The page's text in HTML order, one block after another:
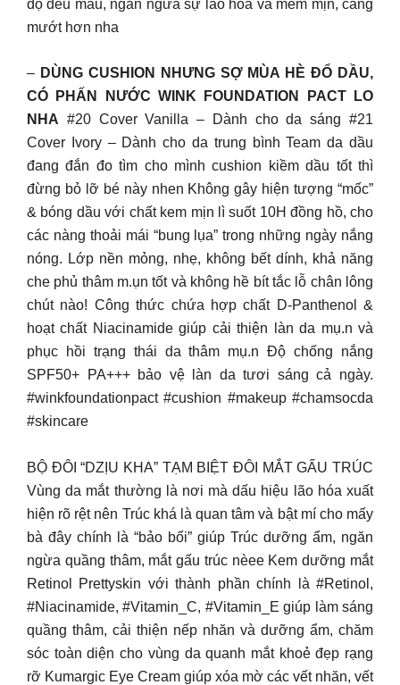
độ đều màu, ngăn ngừa sự lão hoá và mềm mịn, căng
mướt hơn nha
– DÙNG CUSHION NHƯNG SỢ MÙA HÈ ĐỔ DẦU,
CÓ PHẤN NƯỚC WINK FOUNDATION PACT LO
NHA #20 Cover Vanilla – Dành cho da sáng #21
Cover Ivory – Dành cho da trung bình Team da dầu
đang đắn đo tìm cho mình cushion kiềm dầu tốt thì
đừng bỏ lỡ bé này nhen Không gây hiện tượng “mốc”
& bóng dầu với chất kem mịn lì suốt 10H đồng hồ, cho
các nàng thoải mái “bung lụa” trong những ngày nắng
nóng. Lớp nền mỏng, nhẹ, không bết dính, khả năng
che phủ thâm m.ụn tốt và không hề bít tắc lỗ chân lông
chút nào! Công thức chứa hợp chất D-Panthenol &
hoạt chất Niacinamide giúp cải thiện làn da mụ.n và
phục hồi trạng thái da thâm mụ.n Độ chống nắng
SPF50+ PA+++ bảo vệ làn da tươi sáng cả ngày.
#winkfoundationpact #cushion #makeup #chamsocda
#skincare
BỘ ĐÔI “DZỊU KHA” TẠM BIỆT ĐÔI MẮT GẤU TRÚC
Vùng da mắt thường là nơi mà dấu hiệu lão hóa xuất
hiện rõ rệt nên Trúc khá là quan tâm và bật mí cho mấy
bà đây chính là “bảo bối” giúp Trúc dưỡng ẩm, ngăn
ngừa quầng thâm, mắt gấu trúc nèee Kem dưỡng mắt
Retinol Prettyskin với thành phần chính là #Retinol,
#Niacinamide, #Vitamin_C, #Vitamin_E giúp làm sáng
quầng thâm, cải thiện nếp nhăn và dưỡng ẩm, chăm
sóc toàn diện cho vùng da quanh mắt khoẻ đẹp rạng
rỡ Kumargic Eye Cream giúp xóa mờ các vết nhăn, vết